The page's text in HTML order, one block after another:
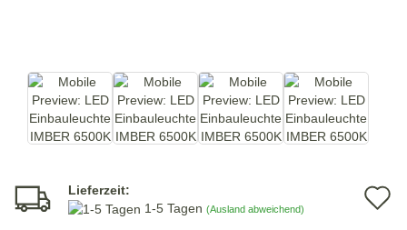
Lieferzeit:
1-5 Tagen (Ausland abweichend)